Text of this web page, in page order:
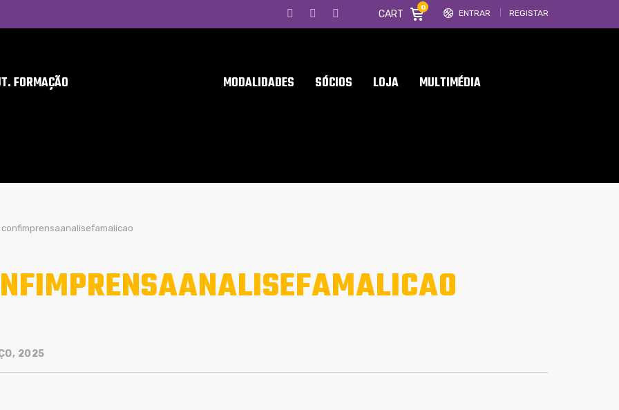
ENTRAR REGISTAR
CART
0
FORMAÇÃO MODALIDADES SÓCIOS LOJA MULTIMÉDIA
confimprensaanalisefamalicao
2025